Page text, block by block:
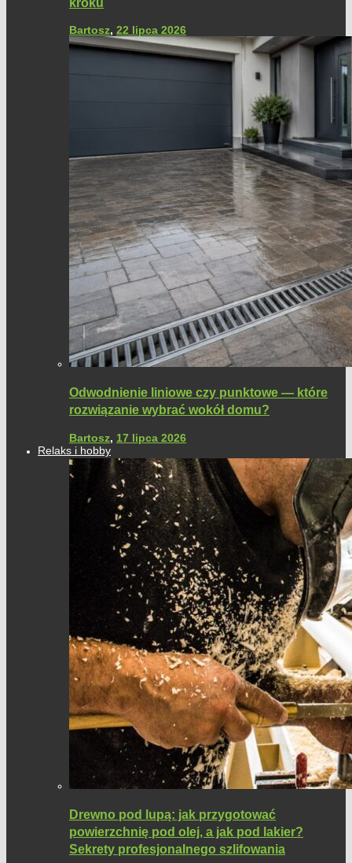
Bartosz, 22 lipca 2026
Odwodnienie liniowe czy punktowe — które
rozwiązanie wybrać wokół domu?
Bartosz, 17 lipca 2026
Relaks i hobby
Drewno pod lupą: jak przygotować
powierzchnię pod olej, a jak pod lakier?
Sekrety profesjonalnego szlifowania